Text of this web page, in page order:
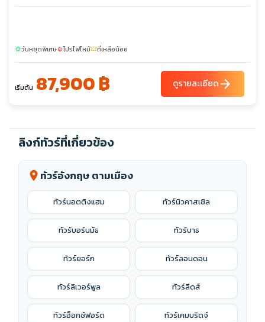
sunnyวันหยุดพิเศษlocal_fire_departmentโปรไฟไหม้confirmation_numberที่เหลือน้อย
เริ่มต้น 87,900 ฿ ดูรายละเอียดarrow_forward
ลิงก์ทัวร์ที่เกี่ยวข้อง
location_on ทัวร์อังกฤษ ตามเมือง
ทัวร์นอตติงแฮม ทัวร์นิวคาสเซิล
ทัวร์บอร์นมัธ ทัวร์บาธ
ทัวร์ยอร์ก ทัวร์ลอนดอน
ทัวร์ลิเวอร์พูล ทัวร์ลีดส์
ทัวร์อ็อกซ์ฟอร์ด ทัวร์เคมบริดจ์